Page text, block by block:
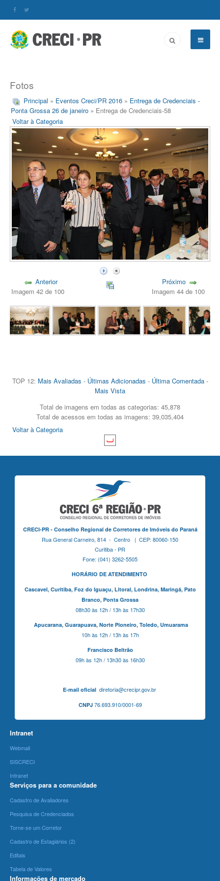
Fotos
Principal » Eventos Creci/PR 2016 » Entrega de Credenciais -
Ponta Grossa 26 de janeiro » Entrega de Credenciais-58
Voltar à Categoria
Anterior
Imagem 42 de 100
Próximo
Imagem 44 de 100
TOP 12: Mais Avaliadas - Últimas Adicionadas - Última Comentada-
Mais Vista
Total de imagens em todas as categorias: 45,878
Total de acessos em todas as imagens: 39,035,404
Voltar à Categoria
CRECI-PR - Conselho Regional de Corretores de Imóveis do Paraná
Rua General Carneiro, 814 - Centro | CEP: 80060-150
Curitiba - PR
Fone: (041) 3262-5505
HORÁRIO DE ATENDIMENTO
Cascavel, Curitiba,Foz do Iguaçu, Litoral, Londrina, Maringá, Pato
Branco, Ponta Grossa
08h30 às 12h / 13h às 17h30
Apucarana, Guarapuava, Norte Pioneiro, Toledo, Umuarama
10h às 12h / 13h às 17h
Francisco Beltrão
09h às 12h / 13h30 às 16h30
E-mail oficialdiretoria@crecipr.gov.br
CNPJ76.693.910/0001-69
Intranet
Webmail
SISCRECI
Intranet
Serviços para a comunidade
Cadastro de Avaliadores
Pesquisa de Credenciados
Torne-se um Corretor
Cadastro de Estagiários (2)
Editais
Tabela de Valores
Informações de mercado